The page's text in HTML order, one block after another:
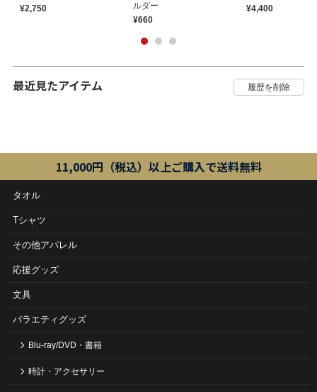
¥2,750
ルダー
¥660
¥4,400
最近見たアイテム
11,000円（税込）以上ご購入で送料無料
タオル
Tシャツ
その他アパレル
応援グッズ
文具
バラエティグッズ
Blu-ray/DVD・書籍
時計・アクセサリー